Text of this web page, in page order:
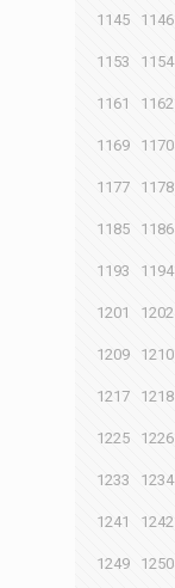
1145 1146
1153 1154
1161 1162
1169 1170
1177 1178
1185 1186
1193 1194
1201 1202
1209 1210
1217 1218
1225 1226
1233 1234
1241 1242
1249 1250